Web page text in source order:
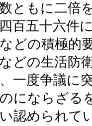
ともに二倍
百五十六件
どの積極的
どの生活防
一度争議に
にならざる
認められて